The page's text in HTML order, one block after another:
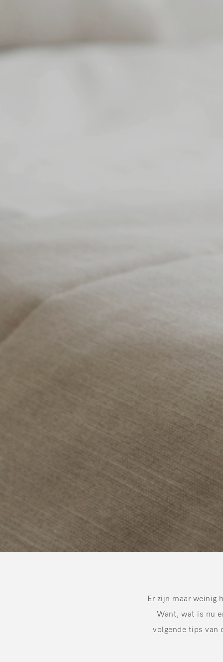
Er zijn maar weinig
Want, wat is nu
volgende tips van